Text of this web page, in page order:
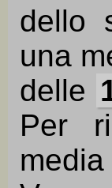
dello
una
delle
Per
media